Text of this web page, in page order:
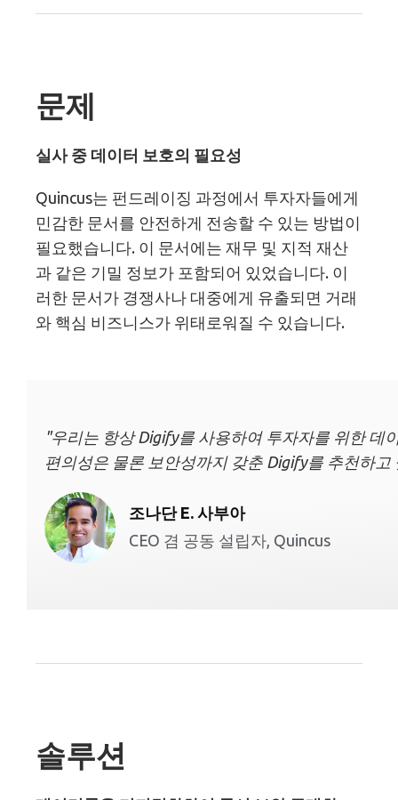
문제
실사 중 데이터 보호의 필요성
Quincus는 펀드레이징 과정에서 투자자들에게
민감한 문서를 안전하게 전송할 수 있는 방법이
필요했습니다. 이 문서에는 재무 및 지적 재산
과 같은 기밀 정보가 포함되어 있었습니다. 이
러한 문서가 경쟁사나 대중에게 유출되면 거래
와 핵심 비즈니스가 위태로워질 수 있습니다.
"우리는 항상 Digify를 사용하여 투자자를 위한 데
편의성은 물론 보안성까지 갖춘 Digify를 추천하고
조나단 E. 사부아
CEO 겸 공동 설립자, Quincus
솔루션